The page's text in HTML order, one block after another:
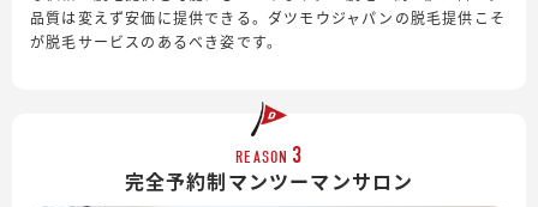
品質は変えず安価に提供できる。ダツモウジャパンの脱毛提供こそ
が脱毛サービスのあるべき姿です。
REASON 3
完全予約制マンツーマンサロン